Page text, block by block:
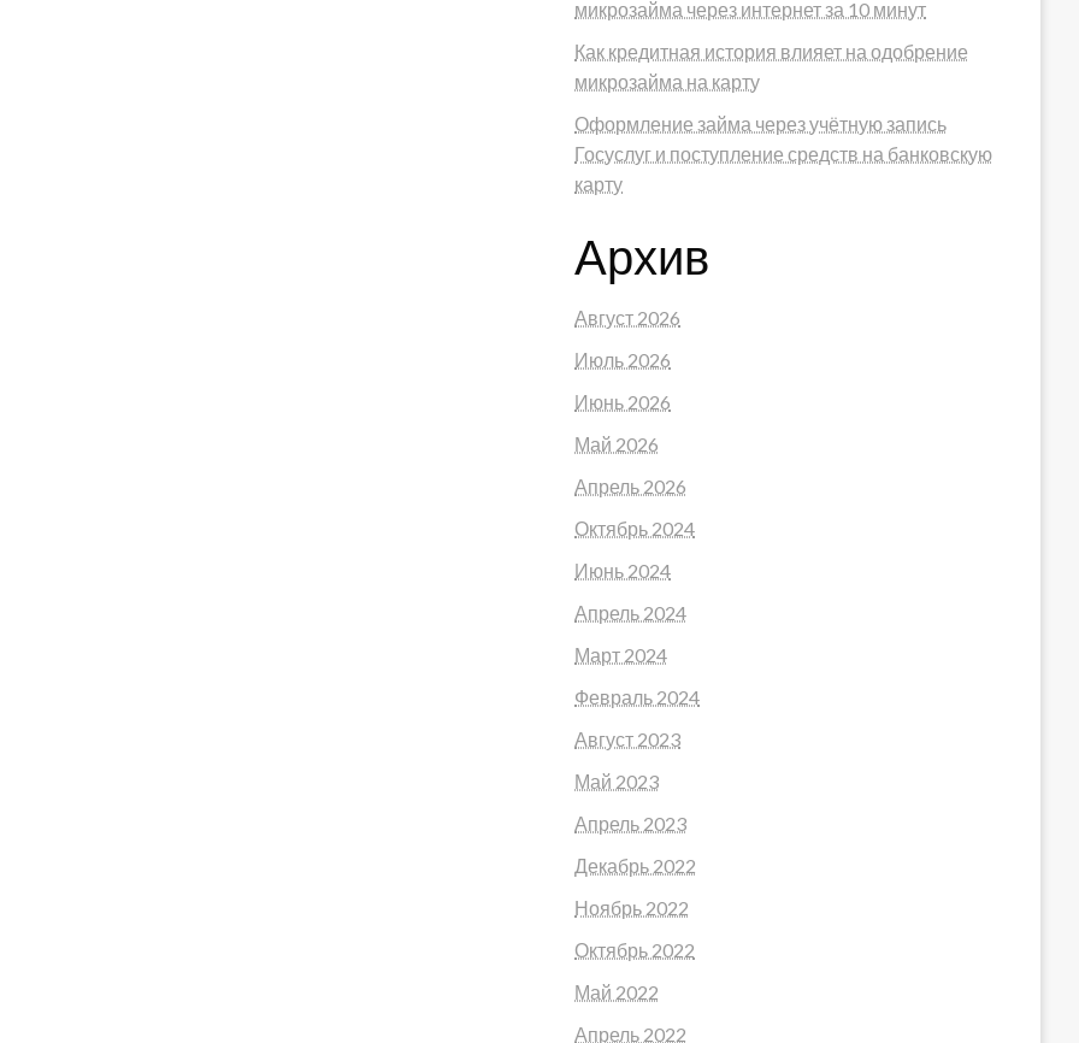
микрозайма через интернет за 10 минут
Как кредитная история влияет на одобрение
микрозайма на карту
Оформление займа через учётную запись
Госуслуг и поступление средств на банковскую
карту
Архив
Август 2026
Июль 2026
Июнь 2026
Май 2026
Апрель 2026
Октябрь 2024
Июнь 2024
Апрель 2024
Март 2024
Февраль 2024
Август 2023
Май 2023
Апрель 2023
Декабрь 2022
Ноябрь 2022
Октябрь 2022
Май 2022
Апрель 2022